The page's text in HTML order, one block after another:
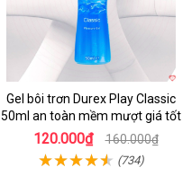
Gel bôi trơn Durex Play Classic
50ml an toàn mềm mượt giá tốt
120.000₫ 160.000₫
(734)